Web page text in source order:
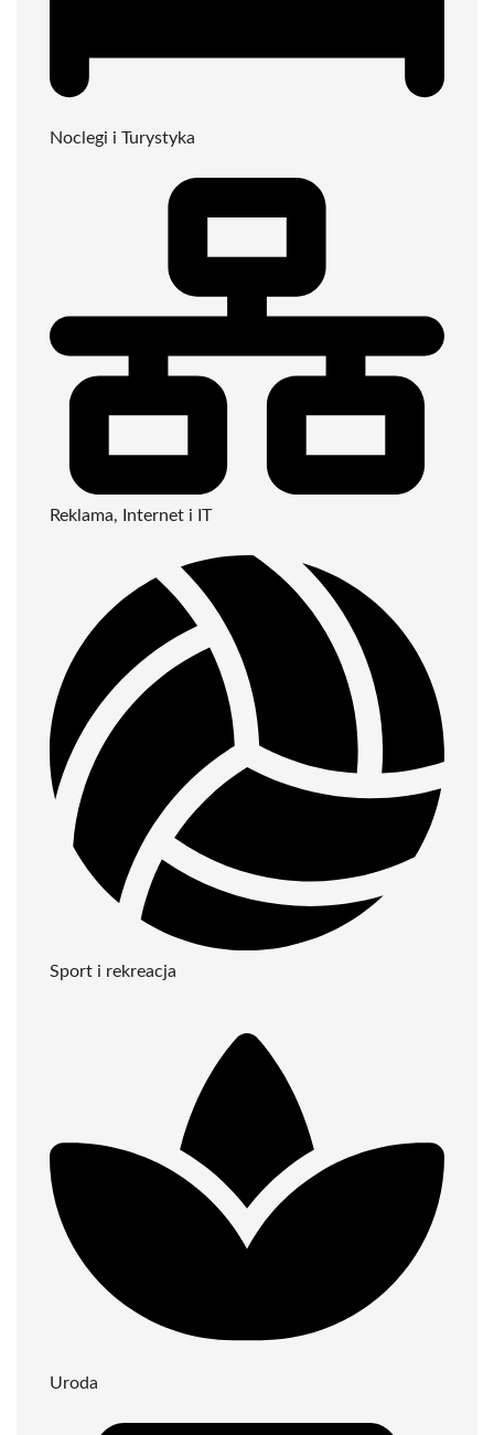
Noclegi i Turystyka
Reklama, Internet i IT
Sport i rekreacja
Uroda